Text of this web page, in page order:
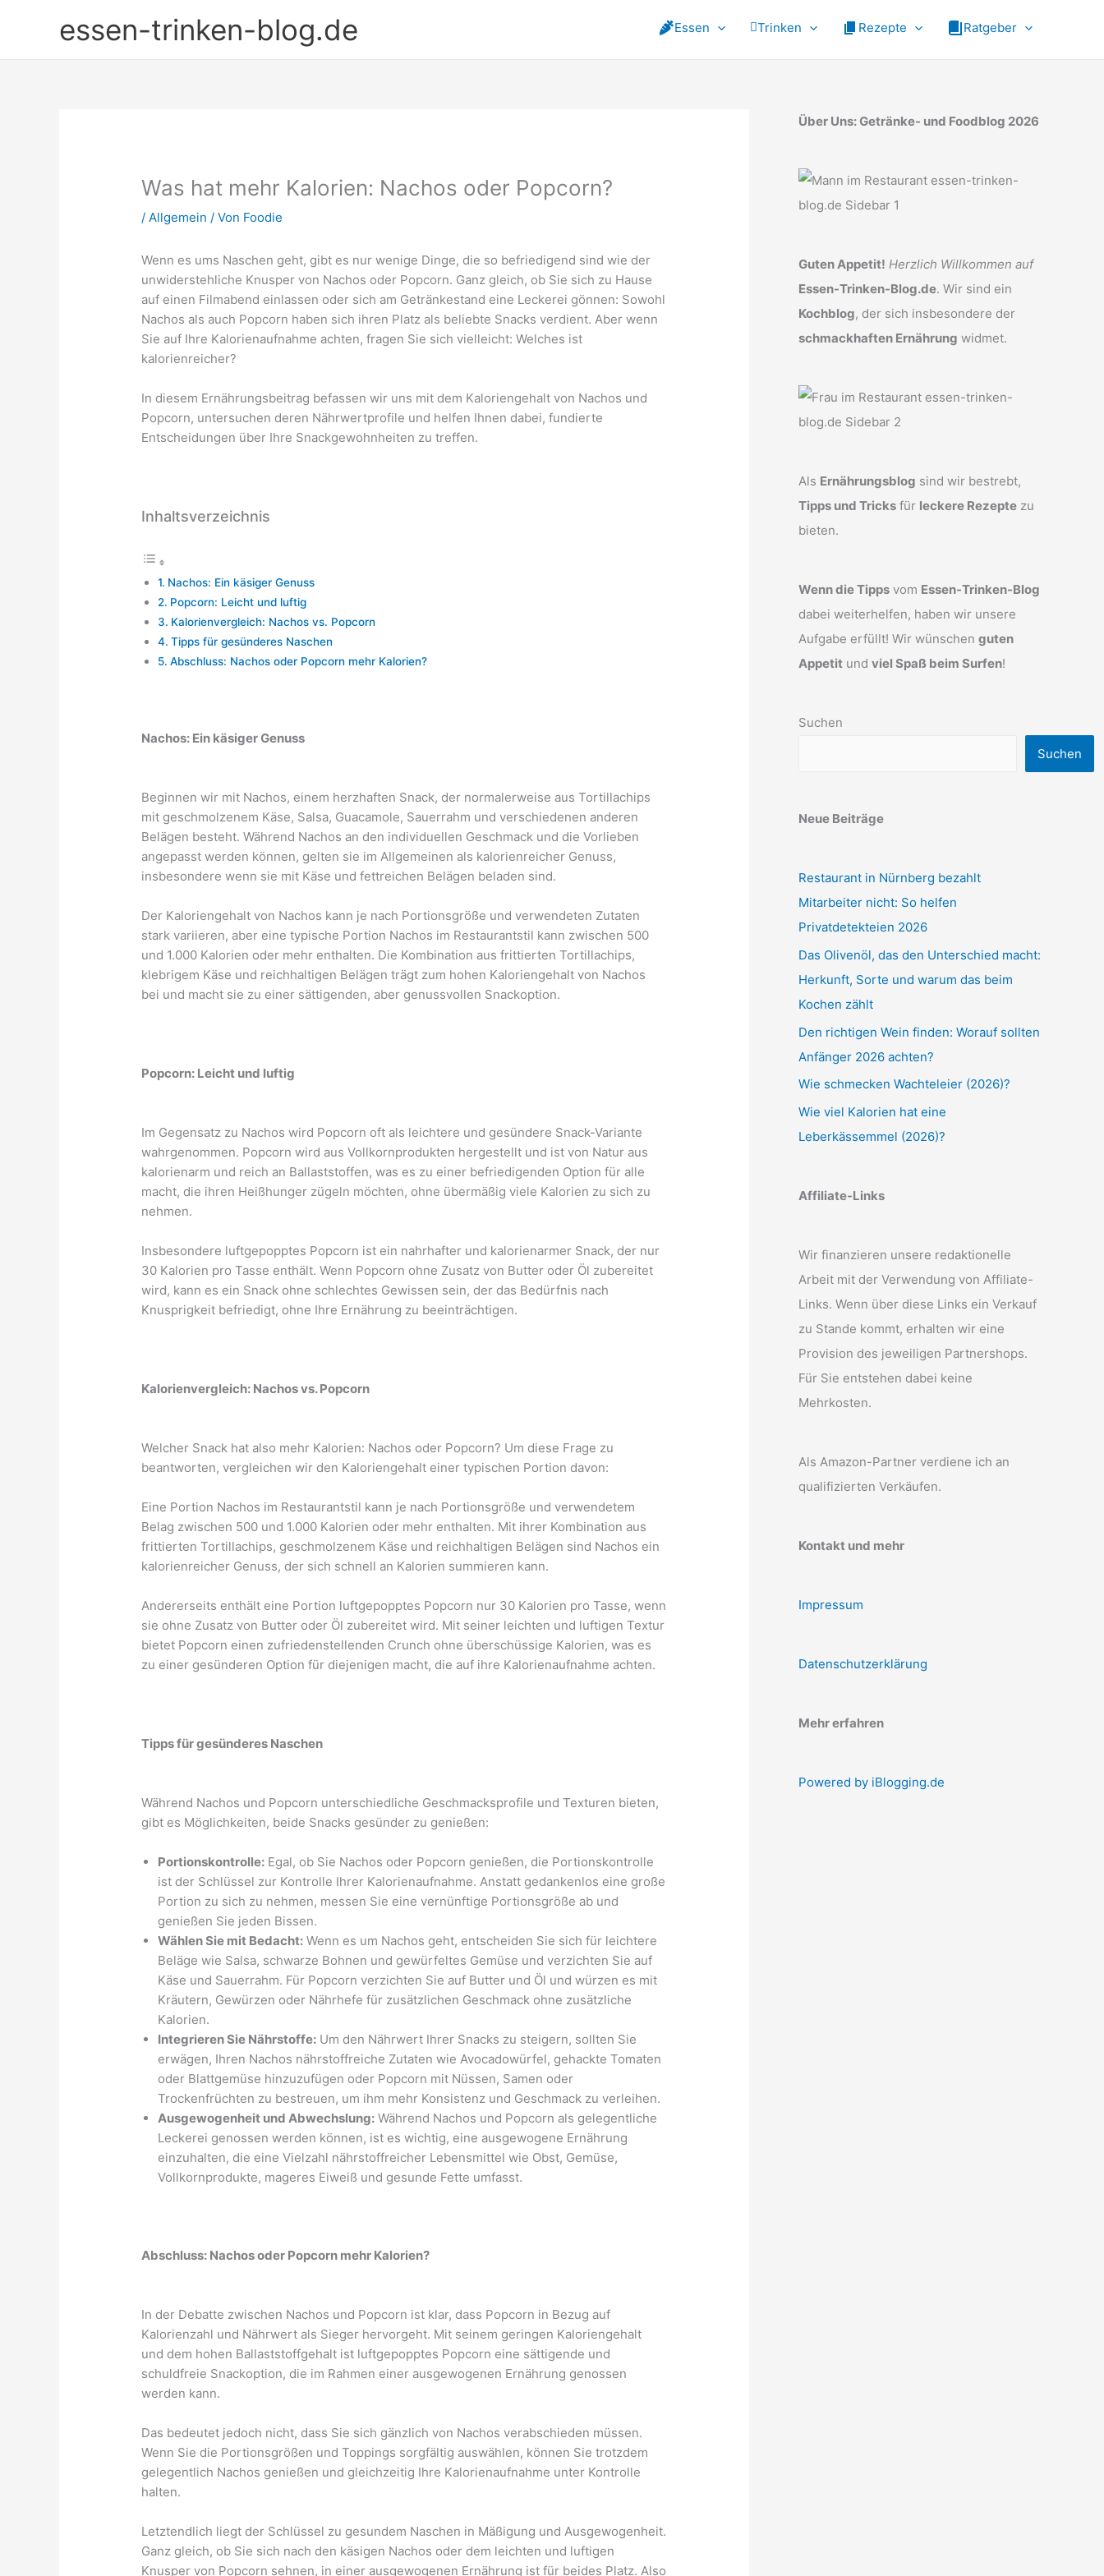
essen-trinken-blog.de Essen Trinken Rezepte Ratgeber
Was hat mehr Kalorien: Nachos oder Popcorn?
/Allgemein / Von Foodie
Wenn es ums Naschen geht, gibt es nur wenige Dinge, die so befriedigend sind wie der
unwiderstehliche Knusper von Nachos oder Popcorn. Ganz gleich, ob Sie sich zu Hause
auf einen Filmabend einlassen oder sich am Getränkestand eine Leckerei gönnen: Sowohl
Nachos als auch Popcorn haben sich ihren Platz als beliebte Snacks verdient. Aber wenn
Sie auf Ihre Kalorienaufnahme achten, fragen Sie sich vielleicht: Welches ist
kalorienreicher?
In diesem Ernährungsbeitrag befassen wir uns mit dem Kaloriengehalt von Nachos und
Popcorn, untersuchen deren Nährwertprofile und helfen Ihnen dabei, fundierte
Entscheidungen über Ihre Snackgewohnheiten zu treffen.
Inhaltsverzeichnis
Nachos: Ein käsiger Genuss
Popcorn: Leicht und luftig
Kalorienvergleich: Nachos vs. Popcorn
Tipps für gesünderes Naschen
Abschluss: Nachos oder Popcorn mehr Kalorien?
Nachos: Ein käsiger Genuss
Beginnen wir mit Nachos, einem herzhaften Snack, der normalerweise aus Tortillachips
mit geschmolzenem Käse, Salsa, Guacamole, Sauerrahm und verschiedenen anderen
Belägen besteht. Während Nachos an den individuellen Geschmack und die Vorlieben
angepasst werden können, gelten sie im Allgemeinen als kalorienreicher Genuss,
insbesondere wenn sie mit Käse und fettreichen Belägen beladen sind.
Der Kaloriengehalt von Nachos kann je nach Portionsgröße und verwendeten Zutaten
stark variieren, aber eine typische Portion Nachos im Restaurantstil kann zwischen 500
und 1.000 Kalorien oder mehr enthalten. Die Kombination aus frittierten Tortillachips,
klebrigem Käse und reichhaltigen Belägen trägt zum hohen Kaloriengehalt von Nachos
bei und macht sie zu einer sättigenden, aber genussvollen Snackoption.
Popcorn: Leicht und luftig
Im Gegensatz zu Nachos wird Popcorn oft als leichtere und gesündere Snack-Variante
wahrgenommen. Popcorn wird aus Vollkornprodukten hergestellt und ist von Natur aus
kalorienarm und reich an Ballaststoffen, was es zu einer befriedigenden Option für alle
macht, die ihren Heißhunger zügeln möchten, ohne übermäßig viele Kalorien zu sich zu
nehmen.
Insbesondere luftgepopptes Popcorn ist ein nahrhafter und kalorienarmer Snack, der nur
30 Kalorien pro Tasse enthält. Wenn Popcorn ohne Zusatz von Butter oder Öl zubereitet
wird, kann es ein Snack ohne schlechtes Gewissen sein, der das Bedürfnis nach
Knusprigkeit befriedigt, ohne Ihre Ernährung zu beeinträchtigen.
Kalorienvergleich: Nachos vs. Popcorn
Welcher Snack hat also mehr Kalorien: Nachos oder Popcorn? Um diese Frage zu
beantworten, vergleichen wir den Kaloriengehalt einer typischen Portion davon:
Eine Portion Nachos im Restaurantstil kann je nach Portionsgröße und verwendetem
Belag zwischen 500 und 1.000 Kalorien oder mehr enthalten. Mit ihrer Kombination aus
frittierten Tortillachips, geschmolzenem Käse und reichhaltigen Belägen sind Nachos ein
kalorienreicher Genuss, der sich schnell an Kalorien summieren kann.
Andererseits enthält eine Portion luftgepopptes Popcorn nur 30 Kalorien pro Tasse, wenn
sie ohne Zusatz von Butter oder Öl zubereitet wird. Mit seiner leichten und luftigen Textur
bietet Popcorn einen zufriedenstellenden Crunch ohne überschüssige Kalorien, was es
zu einer gesünderen Option für diejenigen macht, die auf ihre Kalorienaufnahme achten.
Tipps für gesünderes Naschen
Während Nachos und Popcorn unterschiedliche Geschmacksprofile und Texturen bieten,
gibt es Möglichkeiten, beide Snacks gesünder zu genießen:
Portionskontrolle: Egal, ob Sie Nachos oder Popcorn genießen, die Portionskontrolle
ist der Schlüssel zur Kontrolle Ihrer Kalorienaufnahme. Anstatt gedankenlos eine große
Portion zu sich zu nehmen, messen Sie eine vernünftige Portionsgröße ab und
genießen Sie jeden Bissen.
Wählen Sie mit Bedacht: Wenn es um Nachos geht, entscheiden Sie sich für leichtere
Beläge wie Salsa, schwarze Bohnen und gewürfeltes Gemüse und verzichten Sie auf
Käse und Sauerrahm. Für Popcorn verzichten Sie auf Butter und Öl und würzen es mit
Kräutern, Gewürzen oder Nährhefe für zusätzlichen Geschmack ohne zusätzliche
Kalorien.
Integrieren Sie Nährstoffe: Um den Nährwert Ihrer Snacks zu steigern, sollten Sie
erwägen, Ihren Nachos nährstoffreiche Zutaten wie Avocadowürfel, gehackte Tomaten
oder Blattgemüse hinzuzufügen oder Popcorn mit Nüssen, Samen oder
Trockenfrüchten zu bestreuen, um ihm mehr Konsistenz und Geschmack zu verleihen.
Ausgewogenheit und Abwechslung: Während Nachos und Popcorn als gelegentliche
Leckerei genossen werden können, ist es wichtig, eine ausgewogene Ernährung
einzuhalten, die eine Vielzahl nährstoffreicher Lebensmittel wie Obst, Gemüse,
Vollkornprodukte, mageres Eiweiß und gesunde Fette umfasst.
Abschluss: Nachos oder Popcorn mehr Kalorien?
In der Debatte zwischen Nachos und Popcorn ist klar, dass Popcorn in Bezug auf
Kalorienzahl und Nährwert als Sieger hervorgeht. Mit seinem geringen Kaloriengehalt
und dem hohen Ballaststoffgehalt ist luftgepopptes Popcorn eine sättigende und
schuldfreie Snackoption, die im Rahmen einer ausgewogenen Ernährung genossen
werden kann.
Das bedeutet jedoch nicht, dass Sie sich gänzlich von Nachos verabschieden müssen.
Wenn Sie die Portionsgrößen und Toppings sorgfältig auswählen, können Sie trotzdem
gelegentlich Nachos genießen und gleichzeitig Ihre Kalorienaufnahme unter Kontrolle
halten.
Letztendlich liegt der Schlüssel zu gesundem Naschen in Mäßigung und Ausgewogenheit.
Ganz gleich, ob Sie sich nach den käsigen Nachos oder dem leichten und luftigen
Knusper von Popcorn sehnen, in einer ausgewogenen Ernährung ist für beides Platz. Also
Über Uns: Getränke- und Foodblog 2026
Guten Appetit! Herzlich Willkommen auf
Essen-Trinken-Blog.de. Wir sind ein
Kochblog, der sich insbesondere der
schmackhaften Ernährung widmet.
Als Ernährungsblog sind wir bestrebt,
Tipps und Tricks für leckere Rezepte zu
bieten.
Wenn die Tipps vom Essen-Trinken-Blog
dabei weiterhelfen, haben wir unsere
Aufgabe erfüllt! Wir wünschen guten
Appetit und viel Spaß beim Surfen!
Suchen
Suchen
Neue Beiträge
Restaurant in Nürnberg bezahlt
Mitarbeiter nicht: So helfen
Privatdetekteien 2026
Das Olivenöl, das den Unterschied macht:
Herkunft, Sorte und warum das beim
Kochen zählt
Den richtigen Wein finden: Worauf sollten
Anfänger 2026 achten?
Wie schmecken Wachteleier (2026)?
Wie viel Kalorien hat eine
Leberkässemmel (2026)?
Affiliate-Links
Wir finanzieren unsere redaktionelle
Arbeit mit der Verwendung von Affiliate-
Links. Wenn über diese Links ein Verkauf
zu Stande kommt, erhalten wir eine
Provision des jeweiligen Partnershops.
Für Sie entstehen dabei keine
Mehrkosten.
Als Amazon-Partner verdiene ich an
qualifizierten Verkäufen.
Kontakt und mehr
Impressum
Datenschutzerklärung
Mehr erfahren
Powered by iBlogging.de